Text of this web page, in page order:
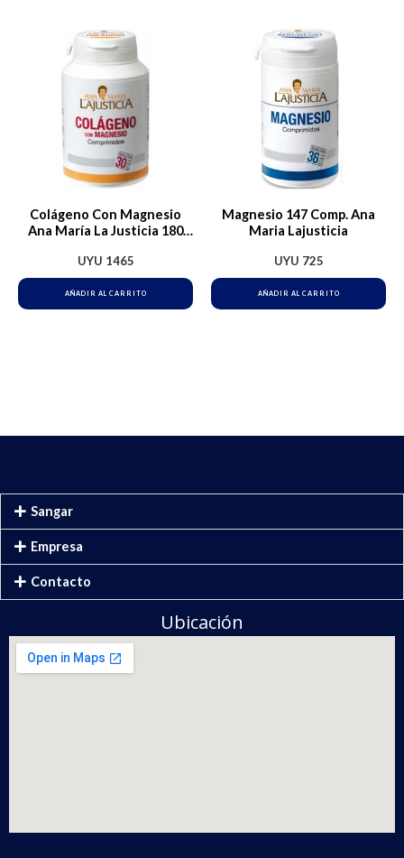
Colágeno Con Magnesio
Ana María La Justicia 180
UYU 1465
AÑADIR AL CARRITO
Magnesio 147 Comp. Ana
Maria Lajusticia
UYU 725
AÑADIR AL CARRITO
Sangar
Empresa
Contacto
Ubicación